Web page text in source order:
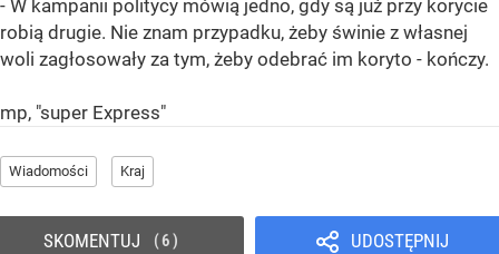
- W kampanii politycy mówią jedno, gdy są już przy korycie
robią drugie. Nie znam przypadku, żeby świnie z własnej
woli zagłosowały za tym, żeby odebrać im koryto - kończy.
mp, "super Express"
Wiadomości Kraj
UDOSTĘPNIJ
SKOMENTUJ 6